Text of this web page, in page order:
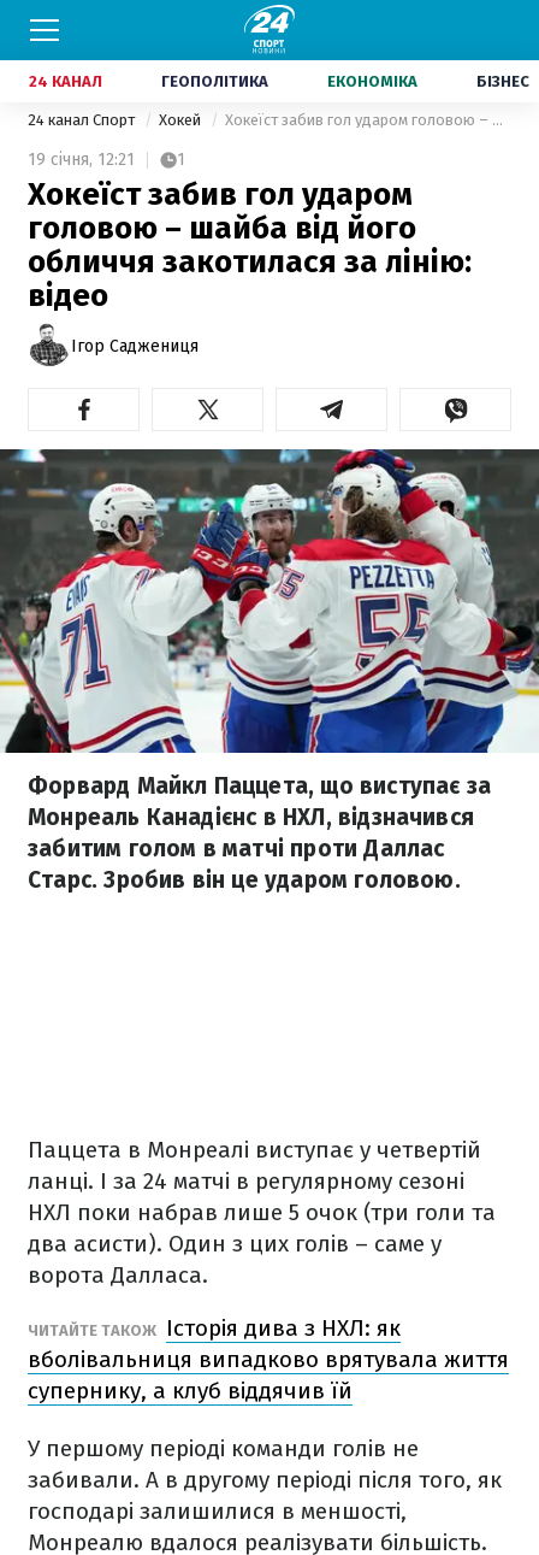
24 КАНАЛ ГЕОПОЛІТИКА ЕКОНОМІКА БІЗНЕС
24 канал Спорт Хокей Хокеїст забив гол ударом головою – шайба від його обличчя закотилася за лінію: відео
19 січня, 12:21 1
Хокеїст забив гол ударом
головою – шайба від його
обличчя закотилася за лінію:
відео
Ігор Саджениця
Форвард Майкл Паццета, що виступає за
Монреаль Канадієнс в НХЛ, відзначився
забитим голом в матчі проти Даллас
Старс. Зробив він це ударом головою.
Паццета в Монреалі виступає у четвертій
ланці. І за 24 матчі в регулярному сезоні
НХЛ поки набрав лише 5 очок (три голи та
два асисти). Один з цих голів – саме у
ворота Далласа.
ЧИТАЙТЕ ТАКОЖ
Історія дива з НХЛ: як
вболівальниця випадково врятувала життя
супернику, а клуб віддячив їй
У першому періоді команди голів не
забивали. А в другому періоді після того, як
господарі залишилися в меншості,
Монреалю вдалося реалізувати більшість.